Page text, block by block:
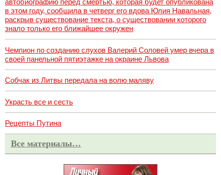
автобиографию перед смертью, которая будет опубликована
в этом году, сообщила в четверг его вдова Юлия Навальная,
раскрыв существование текста, о существовании которого
знало только его ближайшее окружен
Чемпион по созданию слухов Валерий Соловей умер вчера в
своей панельной пятиэтажке на окраине Львова
Собчак из Литвы передала на волю маляву
Украсть все и сесть
Рецепты Путина
Все материалы…